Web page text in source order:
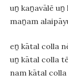
uṉ kaṉavālē uṉ
maṉam
eṉ kātal colla
uṉ kātal colla
nam kātal